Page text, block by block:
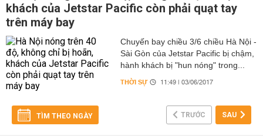
khách của Jetstar Pacific còn phải quạt tay
trên máy bay
Chuyến bay chiều 3/6 chiều Hà Nội -
Sài Gòn của Jetstar Pacific bị chậm,
hành khách bị "hun nóng" trong...
THỜI SỰ 11:49 | 03/06/2017
TÌM THEO NGÀY TRƯỚC SAU